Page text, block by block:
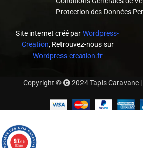
Protection des Données
Site internet créé parWordpress-
Creation, Retrouvez-nous sur
Wordpress-creation.fr
Copyright © 2024 Tapis Caravane
9.7/10
523 avis